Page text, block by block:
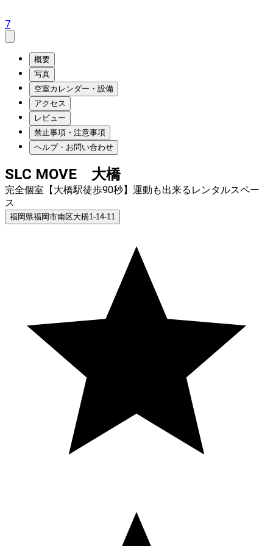
7
概要
写真
空室カレンダー・設備
アクセス
レビュー
禁止事項・注意事項
ヘルプ・お問い合わせ
SLC MOVE 大橋
完全個室【大橋駅徒歩90秒】運動も出来るレンタルスペー
ス
福岡県福岡市南区大橋1-14-11